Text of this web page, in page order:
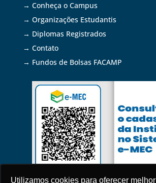
Utilizamos cookies para oferecer melhor
→ Conheça o Campus
→ Organizações Estudantis
→ Diplomas Registrados
→ Contato
→ Fundos de Bolsas FACAMP